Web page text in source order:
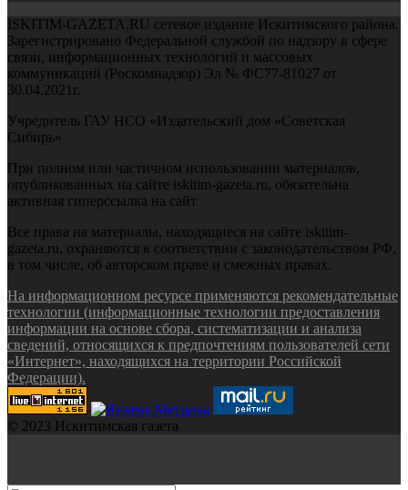
ISKITIM-GAZETA.RU сетевое издание Искитимского района.
Зарегистрировано Федеральной службой по надзору в сфере
связи, информационных технологий и массовых
коммуникаций (Роскомнадзор) Эл № ФС77-81027 от
30.04.2021г.
Учредитель ГАУ НСО «Издательский дом «Советская
Сибирь»
При полном или частичном использовании материалов,
опубликованных на сайте iskitim-gazeta.ru, обязательна
активная гиперссылка на сайт
Все права на материалы, находящиеся на сайте iskitim-
gazeta.ru, охраняются в соответствии с законодательством РФ,
в том числе, об авторском праве и смежных правах.
На информационном ресурсе применяются рекомендательные
технологии (информационные технологии предоставления
информации на основе сбора, систематизации и анализа
сведений, относящихся к предпочтениям пользователей сети
«Интернет», находящихся на территории Российской
Федерации).
© 2023 Искитимская газета